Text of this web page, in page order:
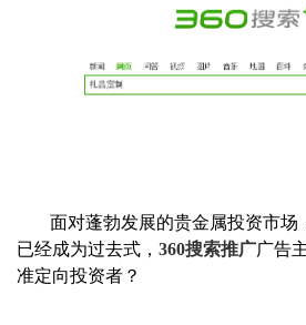
面对蓬勃发展的贵金属投资市场
已经成为过去式， 360搜索推广广告
准定向投资者？